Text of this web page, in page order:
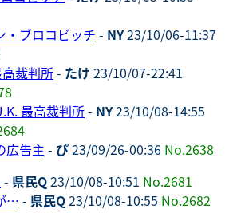
・ブロコビッチ - NY23/10/06-11:37
裁判所- たけ 23/10/07-22:41
最高裁判所- NY23/10/08-14:55
広告主 - ぴ23/09/26-00:36 No.2638
- 県民Q23/10/08-10:51 No.2681
… - 県民Q23/10/08-10:55 No.2682